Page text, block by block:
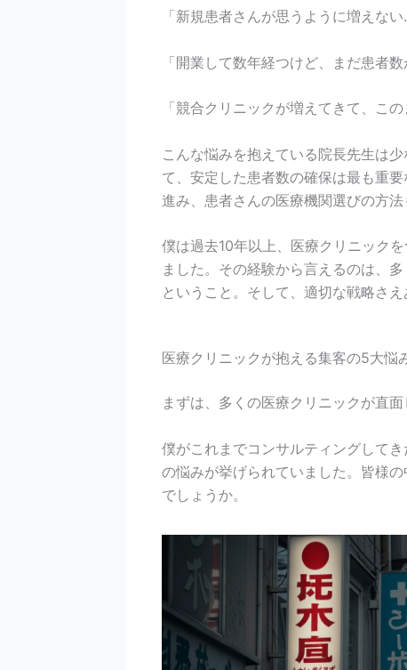
「新規患者さんが思うように増えない
「開業して数年経つけど、まだ患者数
「競合クリニックが増えてきて、こ
こんな悩みを抱えている院長先生は
て、安定した患者数の確保は最も重
進み、患者さんの医療機関選びの方法
僕は過去10年以上、医療クリニック
ました。その経験から言えるのは、
ということ。そして、適切な戦略さ
医療クリニックが抱える集客の5大悩
まずは、多くの医療クリニックが直
僕がこれまでコンサルティングして
の悩みが挙げられていました。皆様
でしょうか。